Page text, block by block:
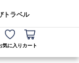
トラベル
気に入り カート